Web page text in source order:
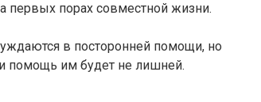
первых порах совместной жизни.
в посторонней помощи, но
помощь им будет не лишней.